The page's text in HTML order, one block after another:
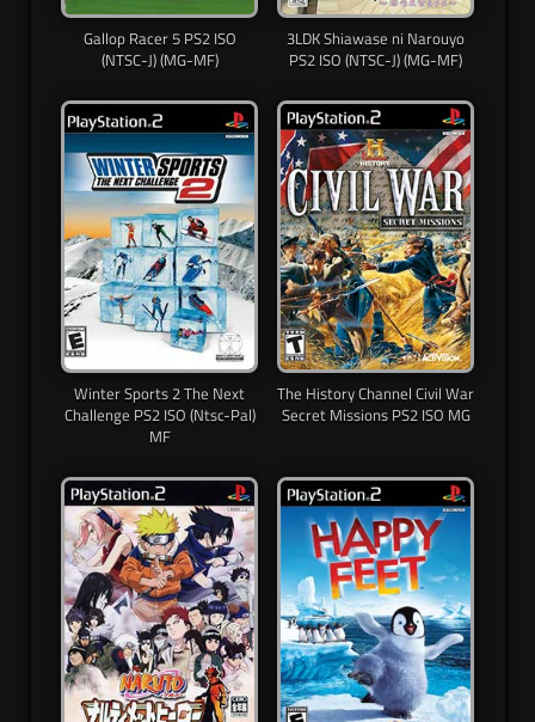
Gallop Racer 5 PS2 ISO
(NTSC-J) (MG-MF)
3LDK Shiawase ni Narouyo
PS2 ISO (NTSC-J) (MG-MF)
Winter Sports 2 The Next
Challenge PS2 ISO (Ntsc-Pal)
MF
The History Channel Civil War
Secret Missions PS2 ISO MG